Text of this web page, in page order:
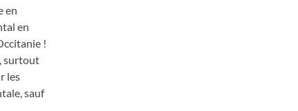
en
en
!
surtout
les
sauf